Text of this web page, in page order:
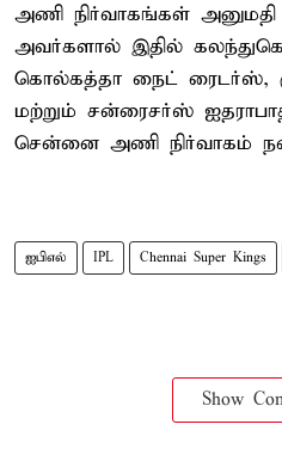
அணி நிர்வாகங்கள்
அவர்களால் இதில்
கொல்கத்தா நைட் ரைடர்ஸ்,
மற்றும் சன்ரைசர்ஸ்
சென்னை அணி நிர்வாகம்
ஐபிஎல் IPL Chennai Super Kings
Show